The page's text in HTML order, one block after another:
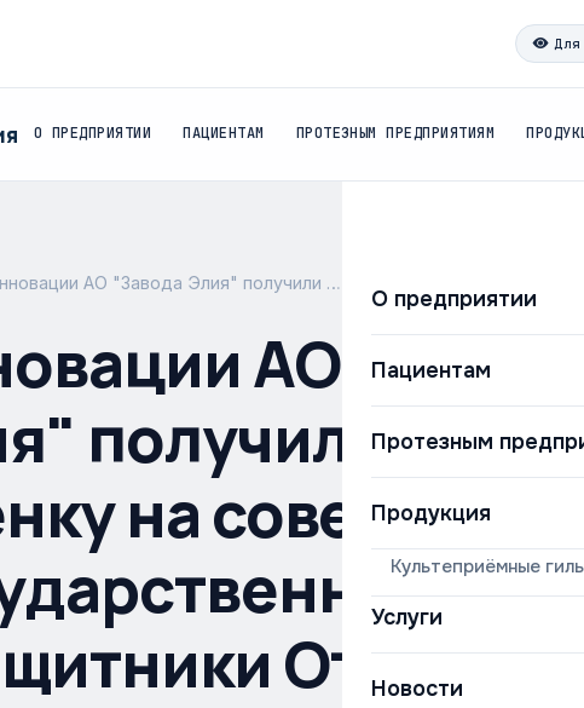
О ПРЕДПРИЯТИИ ПАЦИЕНТАМ ПРОТЕЗНЫМ ПРЕДПРИЯТИЯМ
О предприятии
Пациентам
Протезным
Продукция
Культеприёмные
Услуги
Новости
АО "Завода Элия" получили …
АО
получили
на совещании в